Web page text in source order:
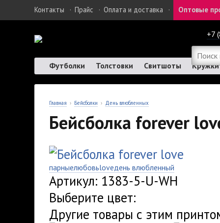
Контакты · Прайс · Оплата и доставка · Оптовые
+7
Футболки Толстовки Свитшоты Кружки
Главная › Бейсболки › День влюбленных
Бейсболка forever
парныелюбовьloveдень влюбленный
Артикул: 1383-5-U-WH
Выберите цвет:
Другие товары с этим